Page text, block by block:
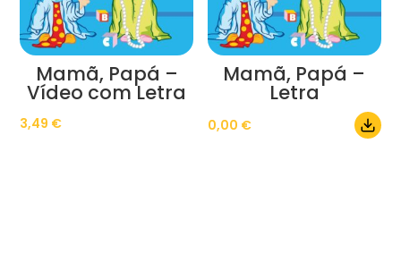
Mamã, Papá –
Vídeo com Letra
3,49 €
Mamã, Papá –
Letra
0,00 €